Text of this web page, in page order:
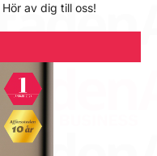
av dig till oss!